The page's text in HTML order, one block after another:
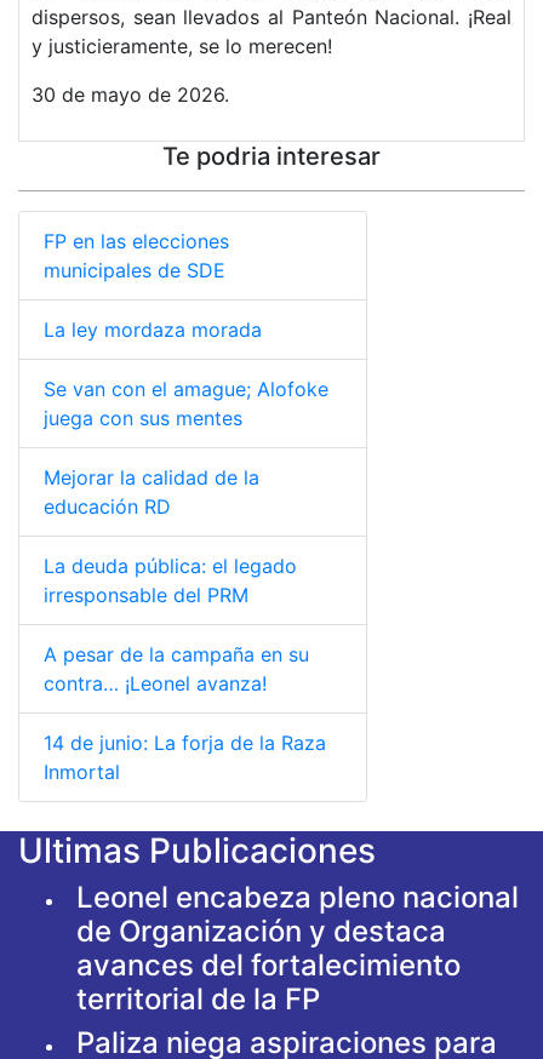
dispersos, sean llevados al Panteón Nacional. ¡Real
y justicieramente, se lo merecen!
30 de mayo de 2026.
Te podria interesar
FP en las elecciones
municipales de SDE
La ley mordaza morada
Se van con el amague; Alofoke
juega con sus mentes
Mejorar la calidad de la
educación RD
La deuda pública: el legado
irresponsable del PRM
A pesar de la campaña en su
contra… ¡Leonel avanza!
14 de junio: La forja de la Raza
Inmortal
Ultimas Publicaciones
Leonel encabeza pleno nacional
de Organización y destaca
avances del fortalecimiento
territorial de la FP
Paliza niega aspiraciones para